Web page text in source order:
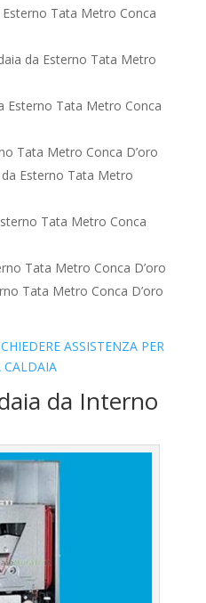
Esterno Tata Metro Conca
da Esterno Tata Metro
Esterno Tata Metro Conca
Tata Metro Conca D’oro
da Esterno Tata Metro
Tata Metro Conca
Tata Metro Conca D’oro
Tata Metro Conca D’oro
ASSISTENZA PER
CALDAIA
da Interno